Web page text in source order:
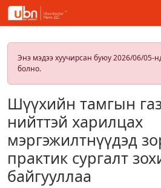
Энэ мэдээ хуучирсан буюу 2026/06/05-
болно.
Шүүхийн тамгын
нийттэй харилцах
мэргэжилтнүүдэд
практик сургалт
байгууллаа